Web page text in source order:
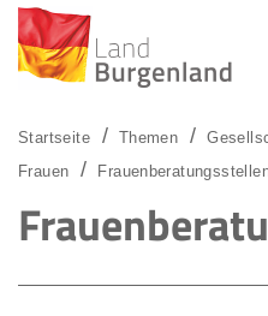
Startseite Themen
Frauen